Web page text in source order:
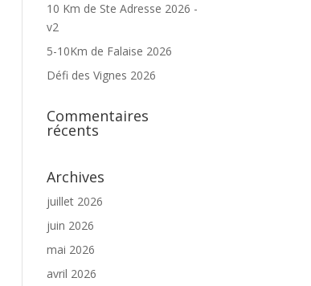
10 Km de Ste Adresse 2026 -
v2
5-10Km de Falaise 2026
Défi des Vignes 2026
Commentaires
récents
Archives
juillet 2026
juin 2026
mai 2026
avril 2026